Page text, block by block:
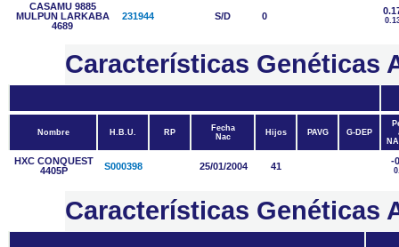
CASAMU 9885
MULPUN LARKABA
4689
231944 S/D 0
Características Genéticas
Nombre H.B.U. RP
Fecha
Nac
Hijos PAVG G-DEP
HXC CONQUEST
4405P
S000398 25/01/2004 41 -
Características Genéticas